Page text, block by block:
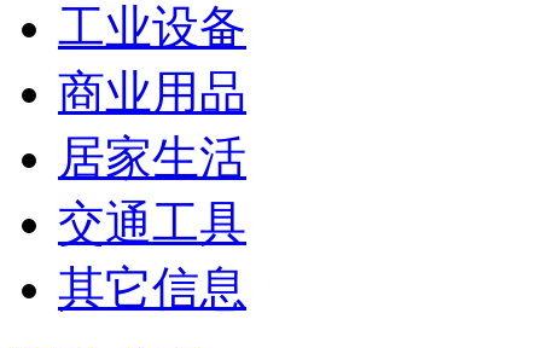
工业设备
商业用品
居家生活
交通工具
其它信息